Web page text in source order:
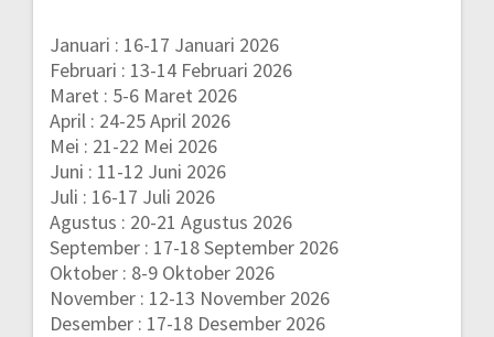
Januari : 16-17 Januari 2026
Februari : 13-14 Februari 2026
Maret : 5-6 Maret 2026
April : 24-25 April 2026
Mei : 21-22 Mei 2026
Juni : 11-12 Juni 2026
Juli : 16-17 Juli 2026
Agustus : 20-21 Agustus 2026
September : 17-18 September 2026
Oktober : 8-9 Oktober 2026
November : 12-13 November 2026
Desember : 17-18 Desember 2026